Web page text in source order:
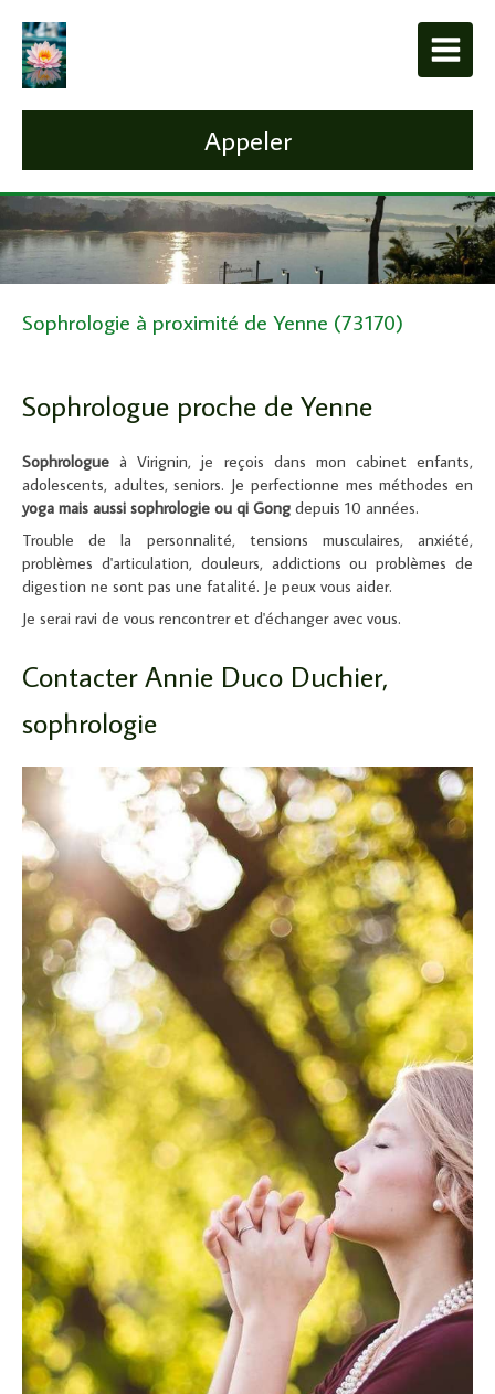
Appeler
Sophrologie à proximité de Yenne (73170)
Sophrologue proche de Yenne
Sophrologue à Virignin, je reçois dans mon cabinet enfants,
adolescents, adultes, seniors. Je perfectionne mes méthodes en
yoga mais aussi sophrologie ou qi Gong depuis 10 années.
Trouble de la personnalité, tensions musculaires, anxiété,
problèmes d'articulation, douleurs, addictions ou problèmes de
digestion ne sont pas une fatalité. Je peux vous aider.
Je serai ravi de vous rencontrer et d'échanger avec vous.
Contacter Annie Duco Duchier,
sophrologie